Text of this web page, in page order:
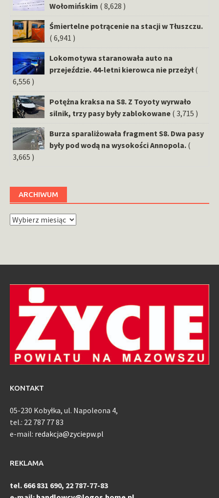
Wołomińskim ( 8,628 )
Śmiertelne potrącenie na stacji w Tłuszczu.
( 6,941 )
Lokomotywa staranowała auto na
przejeździe. 44-letni kierowca nie przeżył (
6,556 )
Potężna kraksa na S8. Z Toyoty wyrwało
silnik, trzy pasy były zablokowane ( 3,715 )
Burza sparaliżowała fragment S8. Dwa pasy
były pod wodą na wysokości Annopola. (
3,665 )
ARCHIWUM
Archiwum
KONTAKT
05-230 Kobyłka, ul. Napoleona 4,
tel.: 22 787 77 83
e-mail: redakcja@zyciepw.pl
REKLAMA
tel. 666 831 690, 22 787-77-83